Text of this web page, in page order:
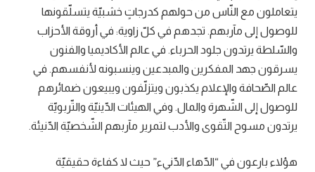
يتعاملون مع النّاس من حولهم كدرجاتٍ خشبيّة يتسلّقونها
للوصول إلى مآربهم. تجدهم في كلّ زاوية: في أروقة الأحزاب
والسّلطة يرتدون جلود الحرباء. في عالم الأكاديميا والفنون
يسرقون جهد المفكرين والمبدعين وينسبونه لأنفسهم. في
عالم الصّحافة والإعلام يكذبون ويتزلّفون ويبيعون ضمائرهم
للوصول إلى الشّهرة والمال. وفي الهيئات الدّينيّة والتّربويّة
يرتدون مسوح التّقوى والأدب لتمرير مآربهم الشّخصيّة الدّنيئة.
هؤلاء بارعون في “الدّهاء الدّنيء” حيث لا كفاءة حقيقيّة